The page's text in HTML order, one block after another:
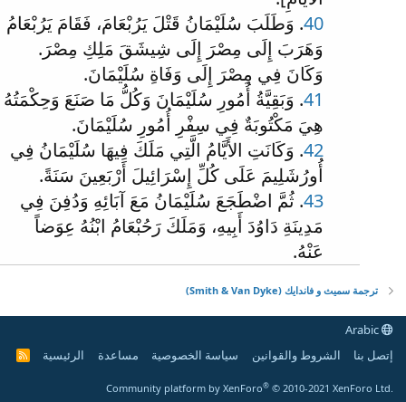
40. وَطَلَبَ سُلَيْمَانُ قَتْلَ يَرُبْعَامَ، فَقَامَ يَرُبْعَامُ
وَهَرَبَ إِلَى مِصْرَ إِلَى شِيشَقَ مَلِكِ مِصْرَ.
وَكَانَ فِي مِصْرَ إِلَى وَفَاةِ سُلَيْمَانَ.
41. وَبَقِيَّةُ أُمُورِ سُلَيْمَانَ وَكُلُّ مَا صَنَعَ وَحِكْمَتُهُ
هِيَ مَكْتُوبَةٌ فِي سِفْرِ أُمُورِ سُلَيْمَانَ.
42. وَكَانَتِ الأَيَّامُ الَّتِي مَلَكَ فِيهَا سُلَيْمَانُ فِي
أُورُشَلِيمَ عَلَى كُلِّ إِسْرَائِيلَ أَرْبَعِينَ سَنَةً.
43. ثُمَّ اضْطَجَعَ سُلَيْمَانُ مَعَ آبَائِهِ وَدُفِنَ فِي
مَدِينَةِ دَاوُدَ أَبِيهِ، وَمَلَكَ رَحُبْعَامُ ابْنُهُ عِوَضاً
عَنْهُ.
ترجمة سميث و فاندايك (Smith & Van Dyke)
إتصل بنا
الشروط والقوانين سياسة الخصوصية مساعدة الرئيسية
R
Community platform by XenForo® © 2010-2021 XenForo Ltd.